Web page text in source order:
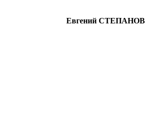
Евгений СТЕПАНОВ